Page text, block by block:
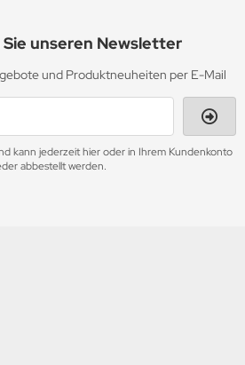
unseren Newsletter
und Produktneuheiten per E-Mail
kann jederzeit hier oder in Ihrem Kundenkonto
abbestellt werden.